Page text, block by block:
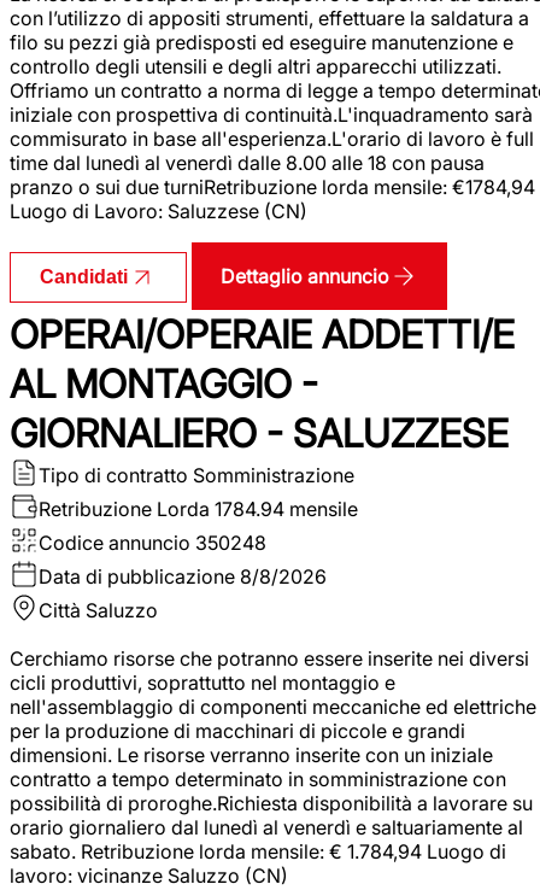
con l’utilizzo di appositi strumenti, effettuare la saldatura a
filo su pezzi già predisposti ed eseguire manutenzione e
controllo degli utensili e degli altri apparecchi utilizzati.
Offriamo un contratto a norma di legge a tempo
iniziale con prospettiva di continuità.L'inquadramento sarà
commisurato in base all'esperienza.L'orario di lavoro è full
time dal lunedì al venerdì dalle 8.00 alle 18 con pausa
pranzo o sui due turniRetribuzione lorda mensile: €1784,94
Luogo di Lavoro: Saluzzese (CN)
Candidati Dettaglio annuncio
OPERAI/OPERAIE ADDETTI/E
AL MONTAGGIO -
GIORNALIERO - SALUZZESE
Tipo di contratto Somministrazione
Retribuzione Lorda 1784.94 mensile
Codice annuncio 350248
Data di pubblicazione 8/8/2026
Città Saluzzo
Cerchiamo risorse che potranno essere inserite nei diversi
cicli produttivi, soprattutto nel montaggio e
nell'assemblaggio di componenti meccaniche ed elettriche
per la produzione di macchinari di piccole e grandi
dimensioni. Le risorse verranno inserite con un iniziale
contratto a tempo determinato in somministrazione con
possibilità di proroghe.Richiesta disponibilità a lavorare su
orario giornaliero dal lunedì al venerdì e saltuariamente al
sabato. Retribuzione lorda mensile: € 1.784,94 Luogo di
lavoro: vicinanze Saluzzo (CN)